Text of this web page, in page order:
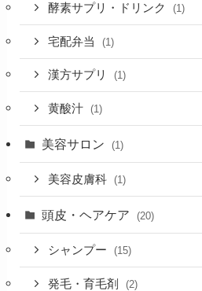
酵素サプリ・ドリンク (1)
宅配弁当 (1)
漢方サプリ (1)
黄酸汁 (1)
美容サロン (1)
美容皮膚科 (1)
頭皮・ヘアケア (20)
シャンプー (15)
発毛・育毛剤 (2)